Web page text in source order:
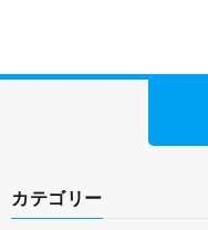
カテゴリー